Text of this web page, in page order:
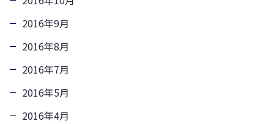
2016年9月
2016年8月
2016年7月
2016年5月
2016年4月